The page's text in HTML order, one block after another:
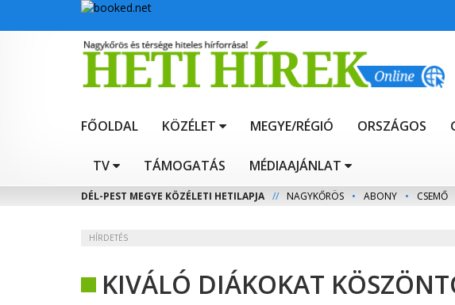
FŐOLDAL KÖZÉLET MEGYE/RÉGIÓ ORSZÁGOS
TV TÁMOGATÁS MÉDIAAJÁNLAT
DÉL-PEST MEGYE KÖZÉLETI HETILAPJA // NAGYKŐRÖS • ABONY • CSEMŐ
HÍRDETÉS
KIVÁLÓ DIÁKOKAT